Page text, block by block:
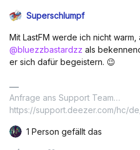
Superschlumpf
Mit LastFM werde ich nicht
@bluezzbastardzz als
er sich dafür begeistern. 😉
Anfrage ans Support Team…
https://support.deezer.com/hc/
1 Person gefällt das